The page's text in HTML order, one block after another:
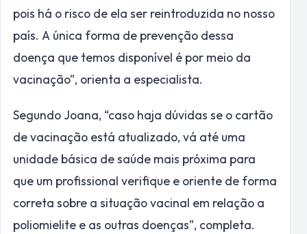
pois há o risco de ela ser reintroduzida no nosso
país. A única forma de prevenção dessa
doença que temos disponível é por meio da
vacinação”, orienta a especialista.
Segundo Joana, “caso haja dúvidas se o cartão
de vacinação está atualizado, vá até uma
unidade básica de saúde mais próxima para
que um profissional verifique e oriente de forma
correta sobre a situação vacinal em relação a
poliomielite e as outras doenças”, completa.